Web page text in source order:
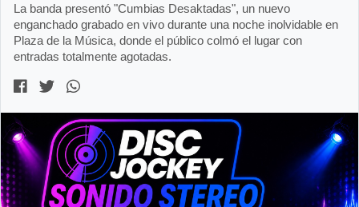
La banda presentó "Cumbias Desaktadas", un nuevo
enganchado grabado en vivo durante una noche inolvidable en
Plaza de la Música, donde el público colmó el lugar con
entradas totalmente agotadas.